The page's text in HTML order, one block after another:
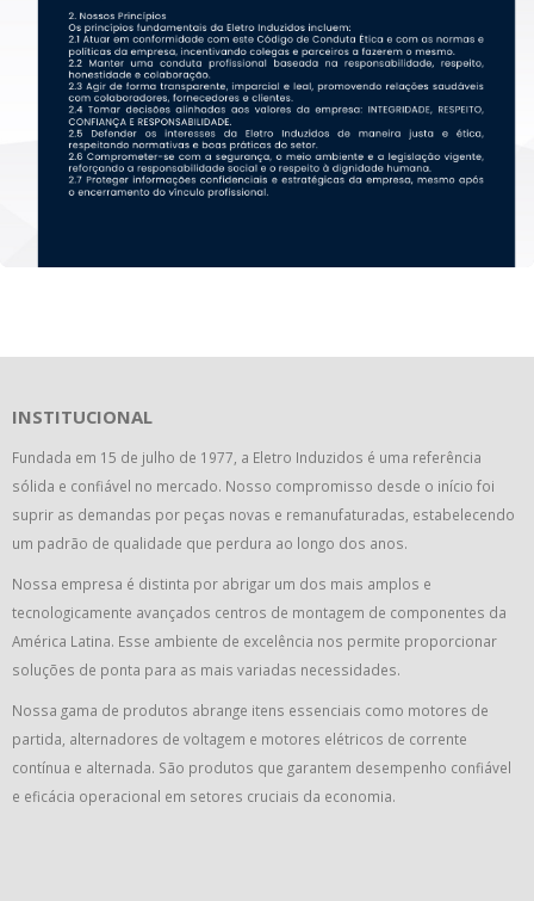
INSTITUCIONAL
Fundada em 15 de julho de 1977, a Eletro Induzidos é uma referência
sólida e confiável no mercado. Nosso compromisso desde o início foi
suprir as demandas por peças novas e remanufaturadas, estabelecendo
um padrão de qualidade que perdura ao longo dos anos.
Nossa empresa é distinta por abrigar um dos mais amplos e
tecnologicamente avançados centros de montagem de componentes da
América Latina. Esse ambiente de excelência nos permite proporcionar
soluções de ponta para as mais variadas necessidades.
Nossa gama de produtos abrange itens essenciais como motores de
partida, alternadores de voltagem e motores elétricos de corrente
contínua e alternada. São produtos que garantem desempenho confiável
e eficácia operacional em setores cruciais da economia.